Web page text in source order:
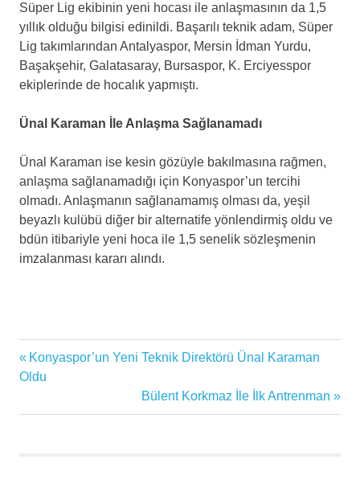
Süper Lig ekibinin yeni hocası ile anlaşmasının da 1,5
yıllık olduğu bilgisi edinildi. Başarılı teknik adam, Süper
Lig takımlarından Antalyaspor, Mersin İdman Yurdu,
Başakşehir, Galatasaray, Bursaspor, K. Erciyesspor
ekiplerinde de hocalık yapmıştı.
Ünal Karaman İle Anlaşma Sağlanamadı
Ünal Karaman ise kesin gözüyle bakılmasına rağmen,
anlaşma sağlanamadığı için Konyaspor’un tercihi
olmadı. Anlaşmanın sağlanamamış olması da, yeşil
beyazlı kulübü diğer bir alternatife yönlendirmiş oldu ve
bdün itibariyle yeni hoca ile 1,5 senelik sözleşmenin
imzalanması kararı alındı.
Bülent
Korkmaz
Yazı
Previous
Post:
Konyaspor’un Yeni Teknik Direktörü Ünal Karaman
Oldu
Next
Post:
Bülent Korkmaz İle İlk Antrenman